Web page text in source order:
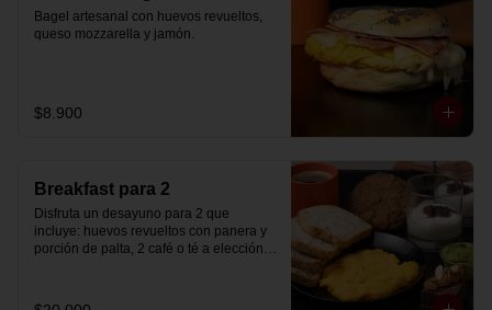
Bagel artesanal con huevos revueltos,
queso mozzarella y jamón.
$8.900
Breakfast para 2
Disfruta un desayuno para 2 que
incluye: huevos revueltos con panera y
porción de palta, 2 café o té a elección, 2
hecha en casa, un mini brownie y galleta